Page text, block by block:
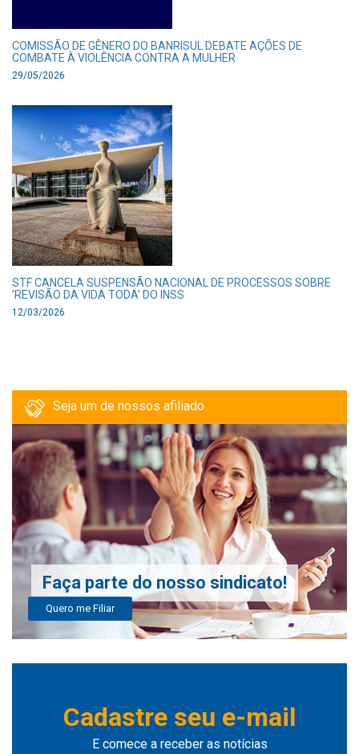
COMISSÃO DE GÊNERO DO BANRISUL DEBATE AÇÕES DE
COMBATE À VIOLÊNCIA CONTRA A MULHER
29/05/2026
STF CANCELA SUSPENSÃO NACIONAL DE PROCESSOS SOBRE
‘REVISÃO DA VIDA TODA’ DO INSS
12/03/2026
Seja um de nossos afiliado
Faça parte do nosso sindicato!
Quero me Filiar
Cadastre seu e-mail
E comece a receber as notícias